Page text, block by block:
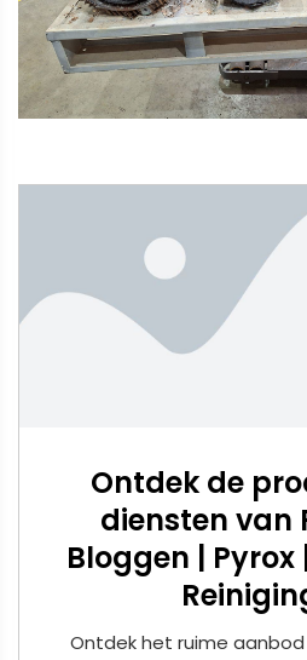
Ontdek de
diensten van
Bloggen |
Ontdek het ruime